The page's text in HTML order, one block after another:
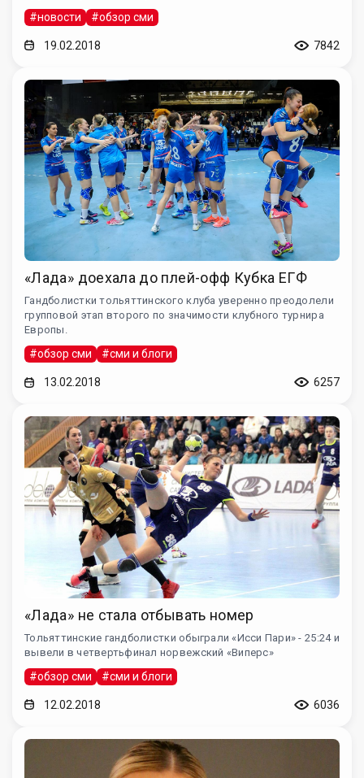
#новости #обзор сми
19.02.2018 7842
«Лада» доехала до плей-офф Кубка ЕГФ
Гандболистки тольяттинского клуба уверенно преодолели
групповой этап второго по значимости клубного турнира
Европы.
#обзор сми #сми и блоги
13.02.2018 6257
«Лада» не стала отбывать номер
Тольяттинские гандболистки обыграли «Исси Пари» - 25:24 и
вывели в четвертьфинал норвежский «Виперс»
#обзор сми #сми и блоги
12.02.2018 6036